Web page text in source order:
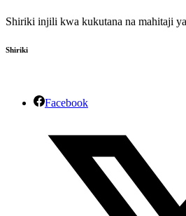
Shiriki injili kwa kukutana na mahitaji
Shiriki
Facebook